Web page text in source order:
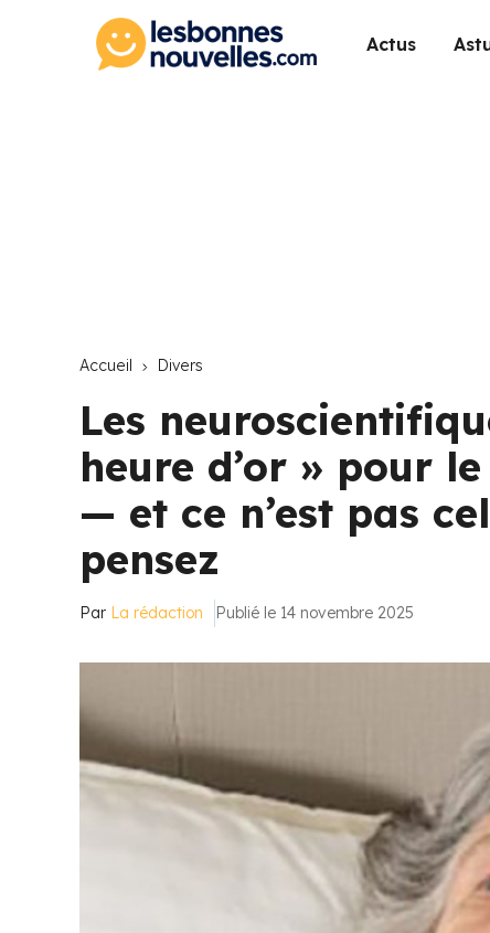
Actus
Accueil Divers
Les
heure d’or » pour
— et ce n’est pas
pensez
Par La rédaction Publié le 14 novembre 2025